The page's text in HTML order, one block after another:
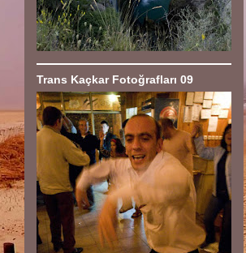
Trans Kaçkar Fotoğrafları 09